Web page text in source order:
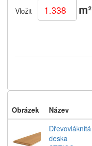
Vložit m²
Obrázek Název
Dřevovláknitá
deska